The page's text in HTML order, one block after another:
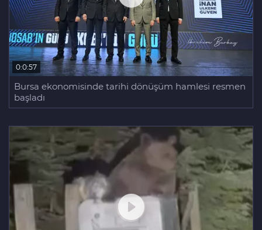
0:0:57
Bursa ekonomisinde tarihi dönüşüm hamlesi resmen
başladı